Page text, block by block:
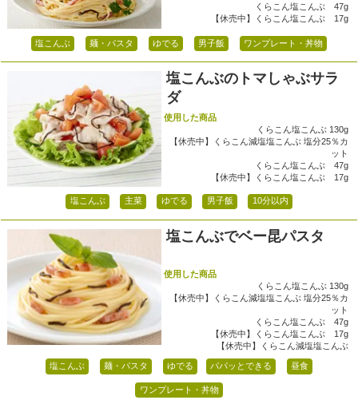
くらこん塩こんぶ 47g
【休売中】くらこん塩こんぶ 17g
塩こんぶ 麺・パスタ ゆでる 男子飯 ワンプレート・丼物
塩こんぶのトマしゃぶサラ
ダ
使用した商品
くらこん塩こんぶ 130g
【休売中】くらこん減塩塩こんぶ 塩分25％カ
ット
くらこん塩こんぶ 47g
【休売中】くらこん塩こんぶ 17g
塩こんぶ 主菜 ゆでる 男子飯 10分以内
塩こんぶでベー昆パスタ
使用した商品
くらこん塩こんぶ 130g
【休売中】くらこん減塩塩こんぶ 塩分25％カ
ット
くらこん塩こんぶ 47g
【休売中】くらこん塩こんぶ 17g
【休売中】くらこん減塩塩こんぶ
塩こんぶ 麺・パスタ ゆでる パパッとできる 昼食
ワンプレート・丼物